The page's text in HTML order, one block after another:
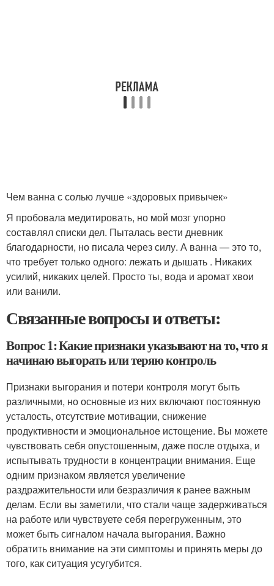
Чем ванна с солью лучше «здоровых привычек»
Я пробовала медитировать, но мой мозг упорно
составлял списки дел. Пыталась вести дневник
благодарности, но писала через силу. А ванна — это то,
что требует только одного: лежать и дышать . Никаких
усилий, никаких целей. Просто ты, вода и аромат хвои
или ванили.
Связанные вопросы и ответы:
Вопрос 1: Какие признаки указывают на то, что я
начинаю выгорать или теряю контроль
Признаки выгорания и потери контроля могут быть
различными, но основные из них включают постоянную
усталость, отсутствие мотивации, снижение
продуктивности и эмоциональное истощение. Вы можете
чувствовать себя опустошенным, даже после отдыха, и
испытывать трудности в концентрации внимания. Еще
одним признаком является увеличение
раздражительности или безразличия к ранее важным
делам. Если вы заметили, что стали чаще задерживаться
на работе или чувствуете себя перегруженным, это
может быть сигналом начала выгорания. Важно
обратить внимание на эти симптомы и принять меры до
того, как ситуация усугубится.